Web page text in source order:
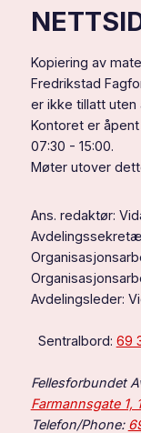
Kopiering av
Fredrikstad
er ikke tillatt uten
Kontoret er
07:30 - 15:00.
Møter utover
Ans. redaktør:
Avdelingsleder:
Sentralbord: 69
Fellesforbundet
Farmannsgate 1,
Telefon/Phone: